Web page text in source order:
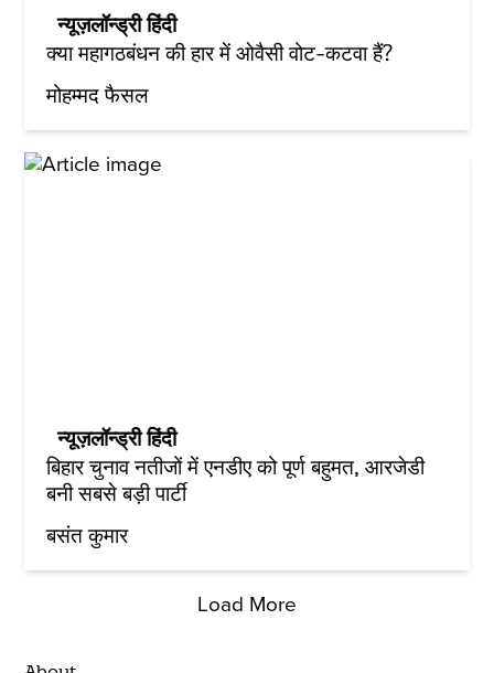
न्यूज़लॉन्ड्री हिंदी
क्या महागठबंधन की हार में ओवैसी वोट-कटवा हैं?
मोहम्मद फैसल
न्यूज़लॉन्ड्री हिंदी
बिहार चुनाव नतीजों में एनडीए को पूर्ण बहुमत, आरजेडी
बनी सबसे बड़ी पार्टी
बसंत कुमार
Load More